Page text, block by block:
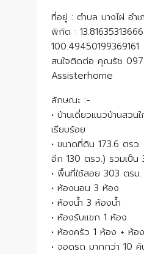
ที่อยู่ : ตำบล บางไผ่ อำเ
พิกัด :
100.49450199369161
สนใจติดต่อ คุณรัช
Assisterhome
ลักษณะ :-
• บ้านเดี่ยวแนวบ้านสวน
เรียบร้อย
• ขนาดที่ดิน 173.6 ตรว
อีก 130 ตรว.) รวมเป็น
• พื้นที่ใช้สอย 303 ตรม.
• ห้องนอน 3 ห้อง
• ห้องน้ำ 3 ห้องน้ำ
• ห้องรับแขก 1 ห้อง
• ห้องครัว 1 ห้อง + ห้อ
• จอดรถ มากกว่า 10 คั